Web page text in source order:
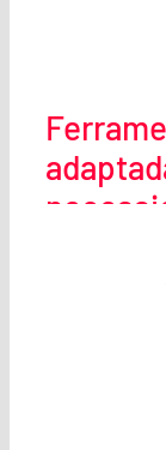
Temos
aplicações